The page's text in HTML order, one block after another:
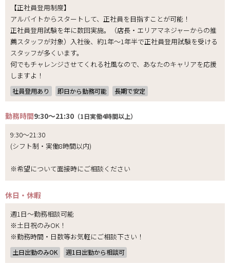
【正社員登用制度】
アルバイトからスタートして、正社員を目指すことが可能！
正社員登用試験を年に数回実施。（店長・エリアマネジャーからの推
薦スタッフが対象）入社後、約1年～1年半で正社員登用試験を受ける
スタッフが多くいます。
何でもチャレンジさせてくれる社風なので、あなたのキャリアを応援
しますよ！
社員登用あり 即日から勤務可能 長期で安定
勤務時間9:30～21:30 （1日実働4時間以上）
9:30～21:30
(シフト制・実働8時間以内)
※希望について面接時にご相談ください
休日・休暇
週1日～勤務相談可能
※土日祝のみOK！
※勤務時間・日数等お気軽にご相談下さい！
土日出勤のみOK 週1日出勤から相談可